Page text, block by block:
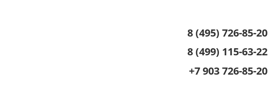
8 (495) 726-85-20
8 (499) 115-63-22
+7 903 726-85-20